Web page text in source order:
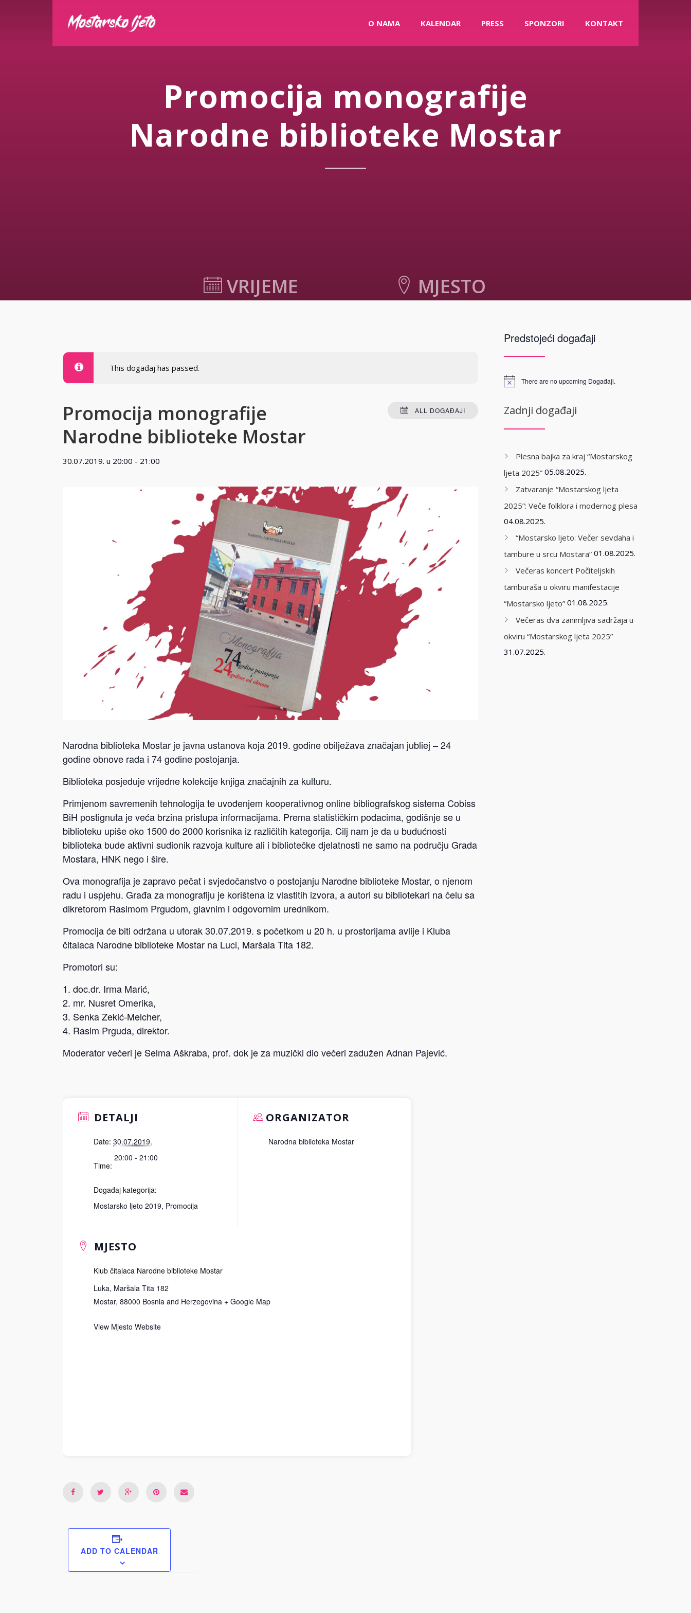
O NAMA KALENDAR PRESS SPONZORI KONTAKT
Promocija monografije
Narodne biblioteke Mostar
VRIJEME MJESTO
Bosnia and Herzegovina
This događaj has passed.
ALL DOGAĐAJI
Promocija monografije
Narodne biblioteke Mostar
30.07.2019. u 20:00 - 21:00
Narodna biblioteka Mostar je javna ustanova koja 2019. godine obilježava značajan jubliej – 24
godine obnove rada i 74 godine postojanja.
Biblioteka posjeduje vrijedne kolekcije knjiga značajnih za kulturu.
Primjenom savremenih tehnologija te uvođenjem kooperativnog online bibliografskog sistema Cobiss
BiH postignuta je veća brzina pristupa informacijama. Prema statističkim podacima, godišnje se u
biblioteku upiše oko 1500 do 2000 korisnika iz različitih kategorija. Cilj nam je da u budućnosti
biblioteka bude aktivni sudionik razvoja kulture ali i bibliotečke djelatnosti ne samo na području Grada
Mostara, HNK nego i šire.
Ova monografija je zapravo pečat i svjedočanstvo o postojanju Narodne biblioteke Mostar, o njenom
radu i uspjehu. Građa za monografiju je korištena iz vlastitih izvora, a autori su bibliotekari na čelu sa
dikretorom Rasimom Prgudom, glavnim i odgovornim urednikom.
Promocija će biti održana u utorak 30.07.2019. s početkom u 20 h. u prostorijama avlije i Kluba
čitalaca Narodne biblioteke Mostar na Luci, Maršala Tita 182.
Promotori su:
doc.dr. Irma Marić,
mr. Nusret Omerika,
Senka Zekić-Melcher,
Rasim Prguda, direktor.
Moderator večeri je Selma Aškraba, prof. dok je za muzički dio večeri zadužen Adnan Pajević.
DETALJI
Date: 30.07.2019.
Time:
20:00 - 21:00
Događaj kategorija:
Mostarsko ljeto 2019, Promocija
ORGANIZATOR
Narodna biblioteka Mostar
MJESTO
Klub čitalaca Narodne biblioteke Mostar
Luka, Maršala Tita 182
Mostar, 88000 Bosnia and Herzegovina + Google Map
View Mjesto Website
ADD TO CALENDAR
Predstojeći događaji
There are no upcoming Događaji.
Zadnji događaji
Plesna bajka za kraj “Mostarskog
ljeta 2025” 05.08.2025.
Zatvaranje “Mostarskog ljeta
2025”: Veče folklora i modernog plesa
04.08.2025.
“Mostarsko ljeto: Večer sevdaha i
tambure u srcu Mostara” 01.08.2025.
Večeras koncert Počiteljskih
tamburaša u okviru manifestacije
“Mostarsko ljeto” 01.08.2025.
Večeras dva zanimljiva sadržaja u
okviru “Mostarskog ljeta 2025”
31.07.2025.